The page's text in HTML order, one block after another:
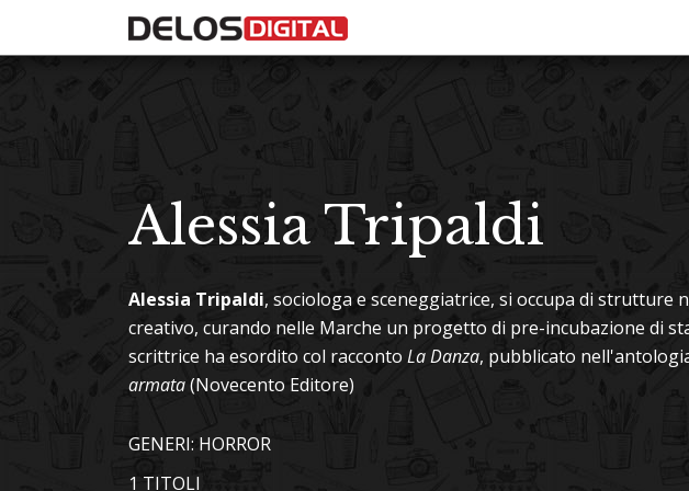
Alessia Tripaldi
Alessia Tripaldi, sociologa e sceneggiatrice, si occupa di strutture
creativo, curando nelle Marche un progetto di pre-incubazione di
scrittrice ha esordito col racconto La Danza, pubblicato
armata(Novecento Editore)
GENERI: HORROR
1 TITOLI